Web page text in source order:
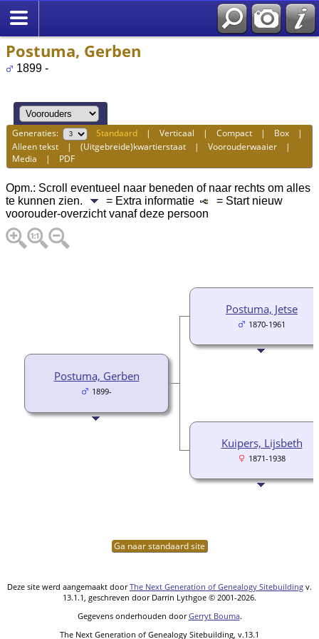
Postuma, Gerben
1899 -
Generaties: Standaard |Verticaal |Compact | Box |
Alleen tekst |(Uitgebreide)kwartierstaat |Voorouderwaaier |
Media | PDF
Opm.: Scroll eventueel naar beneden of naar rechts om alles
te kunnen zien.
= Extra informatie
= Start nieuw
voorouder-overzicht vanaf deze persoon
Postuma, Gerben
1899-
Postuma, Jetse
1870-1961
Kuipers, Lijsbeth
1871-1938
Ga naar standaard site
Deze site werd aangemaakt doorThe Next Generation of Genealogy Sitebuilding v.
13.1.1, geschreven door Darrin Lythgoe © 2001-2026.
Gegevens onderhouden doorGerryt Bouma.
The Next Generation of Genealogy Sitebuilding, v.13.1